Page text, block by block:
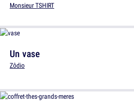
Monsieur TSHIRT
Un vase
Zôdio